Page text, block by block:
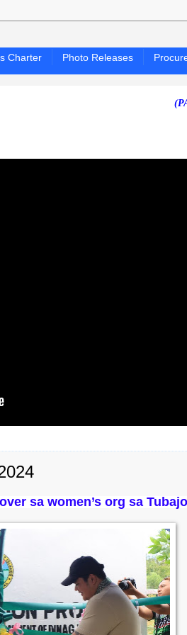
Charter Photo Releases
(PAGASA
sa women’s org sa